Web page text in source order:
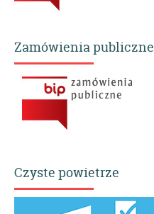
Zamówienia publiczne
Czyste powietrze